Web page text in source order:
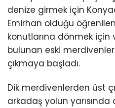
denize girmek için
Emirhan olduğu
konutlarına dönmek için
bulunan eski merdivenler
çıkmaya başladı.
Dik merdivenlerden üst
arkadaş yolun yarısında